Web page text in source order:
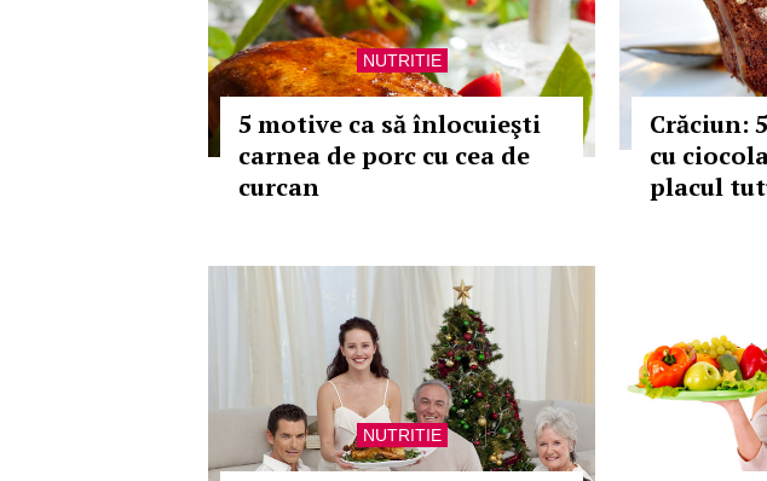
NUTRITIE
5 motive ca să înlocuieşti
carnea de porc cu cea de
curcan
Crăciun:
cu
placul
NUTRITIE